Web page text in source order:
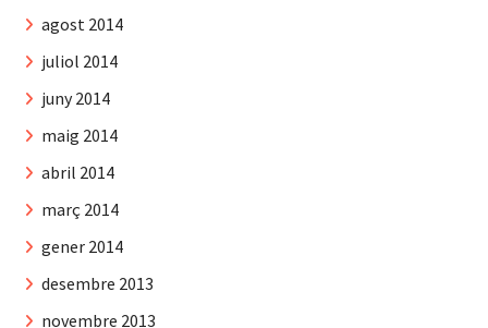
agost 2014
juliol 2014
juny 2014
maig 2014
abril 2014
març 2014
gener 2014
desembre 2013
novembre 2013